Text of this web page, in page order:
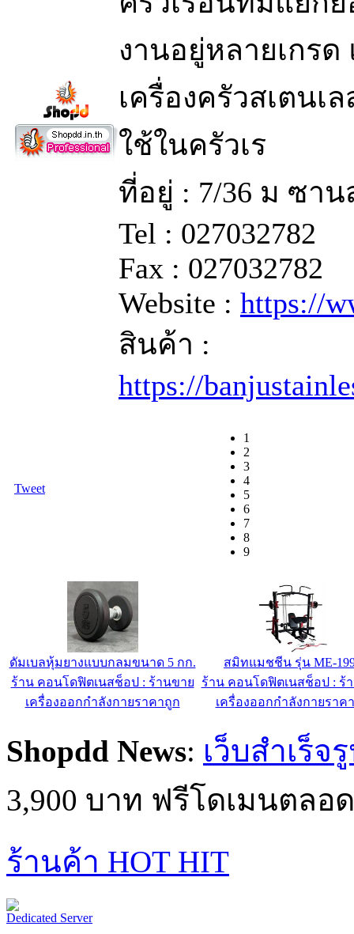
งานอยู่หลายเกรด
เครื่องครัวสเตนเ
ใช้ในครัวเร
ที่อยู่ : 7/36 ม ซา
Tel : 027032782
Fax : 027032782
Website : https://
สินค้า :
https://
Tweet
1
2
3
4
5
6
7
8
9
Linux Web Hosting Mini - 500 ฿/ปี
ร้าน IC-MyHost Thailand Web
Hosting
โถส้วมนั่งยอง สแตนเลสเก
ร้าน banjustanless.com
Shopdd News: เว็บสำเร็จ
3,900 บาท ฟรีโดเมนตลอ
ร้านค้า HOT HIT
Dedicated Server